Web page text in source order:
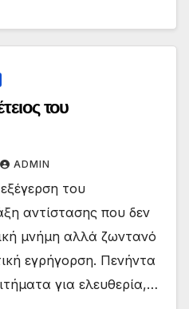
του
ADMIN
του
αντίστασης που δεν
μνήμη αλλά ζωντανό
εγρήγορση. Πενήντα
για ελευθερία,…